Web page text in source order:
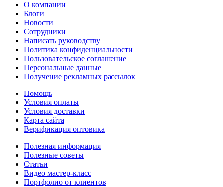
О компании
Блоги
Новости
Сотрудники
Написать руководству
Политика конфиденциальности
Пользовательское соглашение
Персональные данные
Получение рекламных рассылок
Помощь
Условия оплаты
Условия доставки
Карта сайта
Верификация оптовика
Полезная информация
Полезные советы
Статьи
Видео мастер-класс
Портфолио от клиентов